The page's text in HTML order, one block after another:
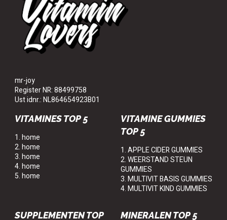
mr-joy
Register NR: 88499758
Ust idnr.: NL864654923B01
VITAMINES TOP 5
1. home
2. home
3. home
4. home
5. home
VITAMINE GUMMIES
TOP 5
1. APPLE CIDER GUMMIES
2. WEERSTAND STEUN
GUMMIES
3. MULTIVIT BASIS GUMMIES
4. MULTIVIT KIND GUMMIES
SUPPLEMENTEN TOP MINERALEN TOP 5